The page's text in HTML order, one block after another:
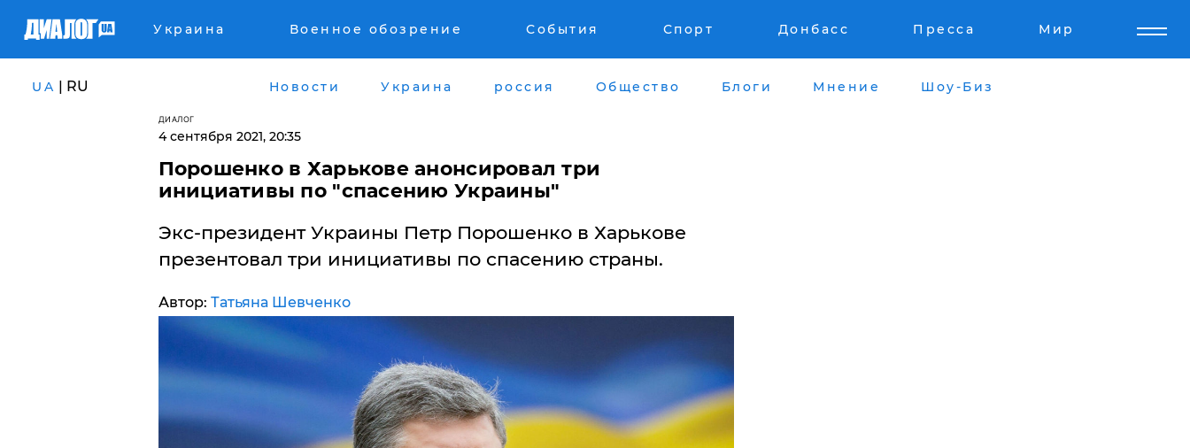
Украина Военное обозрение События Спорт Донбасс Пресса Мир
UA | RU Новости Украина россия Общество Блоги Мнение Шоу-Биз
ДИАЛОГ
4 сентября 2021, 20:35
Порошенко в Харькове анонсировал три
инициативы по "спасению Украины"
Экс-президент Украины Петр Порошенко в Харькове
презентовал три инициативы по спасению страны.
Автор: Татьяна Шевченко